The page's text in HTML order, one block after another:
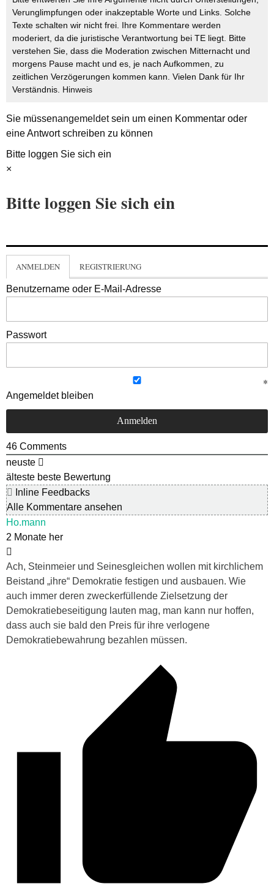
Verunglimpfungen oder inakzeptable Worte und Links. Solche
Texte schalten wir nicht frei. Ihre Kommentare werden
moderiert, da die juristische Verantwortung bei TE liegt. Bitte
verstehen Sie, dass die Moderation zwischen Mitternacht und
morgens Pause macht und es, je nach Aufkommen, zu
zeitlichen Verzögerungen kommen kann. Vielen Dank für Ihr
Verständnis. Hinweis
Sie müssenangemeldetsein um einen Kommentar oder
eine Antwort schreiben zu können
Bitte loggen Sie sich ein
×
Bitte loggen Sie sich ein
ANMELDEN REGISTRIERUNG
Benutzername oder E-Mail-Adresse
Passwort
Angemeldet bleiben
46 Comments
neuste
älteste beste Bewertung
Inline Feedbacks
Alle Kommentare ansehen
Ho.mann
2 Monate her
Ach, Steinmeier und Seinesgleichen wollen mit kirchlichem
Beistand „ihre“ Demokratie festigen und ausbauen. Wie
auch immer deren zweckerfüllende Zielsetzung der
Demokratiebeseitigung lauten mag, man kann nur hoffen,
dass auch sie bald den Preis für ihre verlogene
Demokratiebewahrung bezahlen müssen.